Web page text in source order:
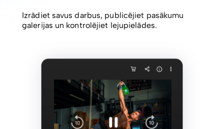
Izrādiet savus darbus, publicējiet pasākumu
galerijas un kontrolējiet lejupielādes.